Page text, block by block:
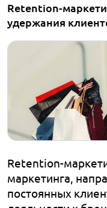
Retention-
удержания
Retention-
маркетинга,
постоянных